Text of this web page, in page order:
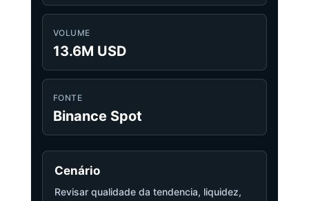
VOLUME
13.6M USD
FONTE
Binance Spot
Cenário
Revisar qualidade da tendencia, liquidez,